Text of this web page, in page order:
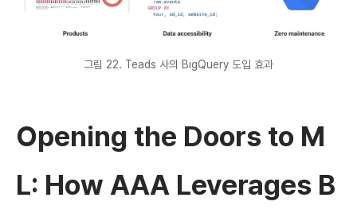
그림 22. Teads 사의 BigQuery 도입 효과
Opening the Doors to M
L: How AAA Leverages B